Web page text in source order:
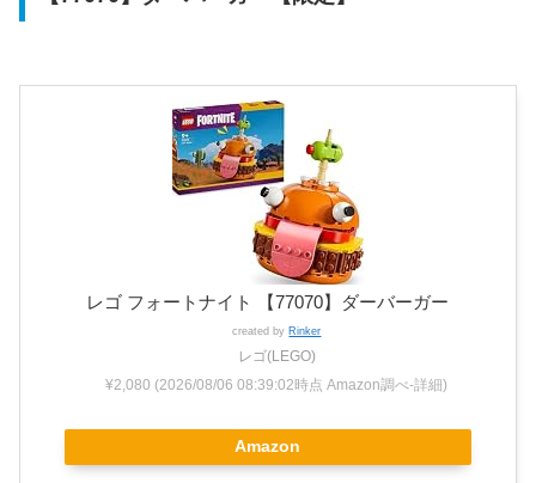
レゴ フォートナイト 【77070】ダーバーガー
created by Rinker
レゴ(LEGO)
¥2,080 (2026/08/06 08:39:02時点 Amazon調べ-詳細)
Amazon